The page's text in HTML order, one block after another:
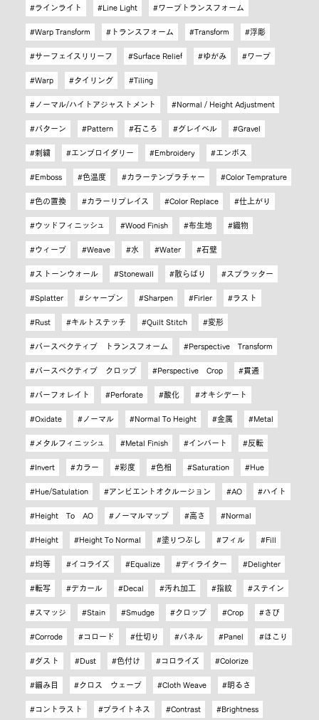
ラインライト Line Light ワープトランスフォーム
Warp Transform トランスフォーム Transform 浮彫
サーフェイスリリーフ Surface Relief ゆがみ ワープ
Warp タイリング Tiling
ノーマル/ハイトアジャストメント Normal / Height Adjustment
パターン Pattern 石ころ グレイベル Gravel
刺繍 エンブロイダリー Embroidery エンボス
Emboss 色温度 カラーテンプラチャー Color Temprature
色の置換 カラーリプレイス Color Replace 仕上がり
ウッドフィニッシュ Wood Finish 布生地 織物
ウィーブ Weave 水 Water 石壁
ストーンウォール Stonewall 散らばり スプラッター
Splatter シャープン Sharpen Firler ラスト
Rust キルトステッチ Quilt Stitch 変形
パースペクティブ トランスフォーム Perspective Transform
パースペクティブ クロップ Perspective Crop 貫通
パーフォレイト Perforate 酸化 オキシデート
Oxidate ノーマル Normal To Height 金属 Metal
メタルフィニッシュ Metal Finish インバート 反転
Invert カラー 彩度 色相 Saturation Hue
Hue/Satulation アンビエントオクルージョン AO ハイト
Height To AO ノーマルマップ 高さ Normal
Height Height To Normal 塗りつぶし フィル Fill
均等 イコライズ Equalize ディライター Delighter
転写 デカール Decal 汚れ加工 指紋 ステイン
スマッジ Stain Smudge クロップ Crop さび
Corrode コロード 仕切り パネル Panel ほこり
ダスト Dust 色付け コロライズ Colorize
編み目 クロス ウェーブ Cloth Weave 明るさ
コントラスト ブライトネス Contrast Brightness